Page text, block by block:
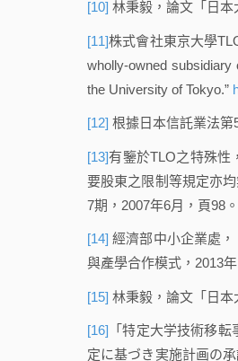
[10] 林秉毅，論文「日本
[11]株式會社東京大學
wholly-owned
the University of Tokyo.”
[12] 根據日本信託業法第
[13]有鑒於TLO之特殊性
要股東之限制等規定亦
7期，2007年6月，頁98。
[14] 經濟部中小企業處
與產學合作模式，2013年
[15] 林秉毅，論文「日本
[16] 「特定大学技術移
定に基づき実施計画の